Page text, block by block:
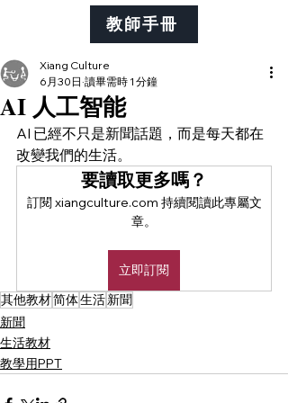
教師手冊
AI 人工智能
Xiang Culture
6月30日 讀畢需時 1 分鐘
AI 已經不只是新聞話題，而是每天都在
改變我們的生活。
要讀取更多嗎？
訂閱 xiangculture.com 持續閱讀此專屬文
章。
立即訂閱
其他教材简体生活新聞
新聞
生活教材
教學用PPT